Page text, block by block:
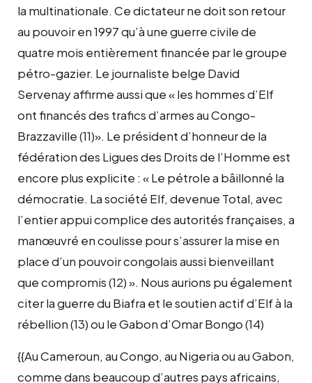
la multinationale. Ce dictateur ne doit son retour
au pouvoir en 1997 qu’à une guerre civile de
quatre mois entièrement financée par le groupe
pétro-gazier. Le journaliste belge David
Servenay affirme aussi que « les hommes d’Elf
ont financés des trafics d’armes au Congo-
Brazzaville (11)». Le président d’honneur de la
fédération des Ligues des Droits de l’Homme est
encore plus explicite : « Le pétrole a bâillonné la
démocratie. La société Elf, devenue Total, avec
l’entier appui complice des autorités françaises, a
manœuvré en coulisse pour s’assurer la mise en
place d’un pouvoir congolais aussi bienveillant
que compromis (12) ». Nous aurions pu également
citer la guerre du Biafra et le soutien actif d’Elf à la
rébellion (13) ou le Gabon d’Omar Bongo (14)
{{Au Cameroun, au Congo, au Nigeria ou au Gabon,
comme dans beaucoup d’autres pays africains,